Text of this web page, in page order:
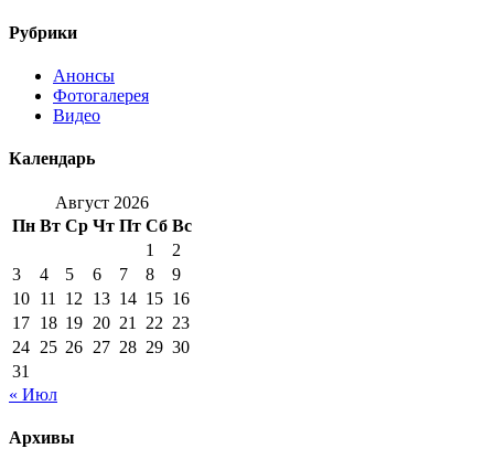
Рубрики
Анонсы
Фотогалерея
Видео
Календарь
Август 2026
Пн Вт Ср Чт Пт Сб Вс
1
2
3
4 5 6 7 8
9
10 11 12 13 14 15 16
17 18 19 20 21 22 23
24 25 26 27 28 29 30
31
« Июл
Архивы